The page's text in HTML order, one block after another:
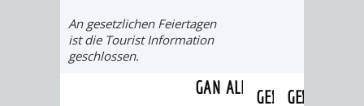
RAMAT
GAN ALLIÈRESGESCHICHTEGESCHICHTE
An gesetzlichen Feiertagen
ist die Tourist Information
geschlossen.